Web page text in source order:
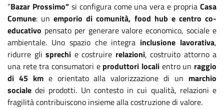
“Bazar Prossimo”si configura come una vera e propriaCasa
Comune: unemporio di comunità, food hub e centro co-
educativo pensato per generare valore economico, sociale e
ambientale. Uno spazio che integra inclusione lavorativa,
ridurre gli sprechi e costruire relazioni, costruito attorno a
una rete tra consumatori e produttori locali entro un raggio
di 45 km e orientato alla valorizzazione di un marchio
sociale dei prodotti. Un contesto in cui qualità, relazioni e
fragilità contribuiscono insieme alla costruzione di valore.